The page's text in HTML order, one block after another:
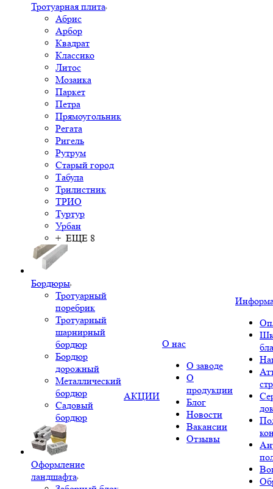
Тротуарная плита
Абрис
Арбор
Квадрат
Классико
Литос
Мозаика
Паркет
Петра
Прямоугольник
Регата
Ригель
Рутрум
Старый город
Табула
Трилистник
ТРИО
Туртур
Урбан
+ ЕЩЕ 8
Бордюры
Тротуарный
поребрик
Тротуарный
шарнирный
бордюр
Бордюр
дорожный
Металлический
бордюр
Садовый
бордюр
Оформление
ландшафта
АКЦИИ
О нас
О заводе
О
продукции
Блог
Новости
Вакансии
Отзывы